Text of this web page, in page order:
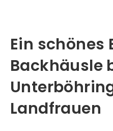
Ein schönes
Backhäusle
Landfrauen